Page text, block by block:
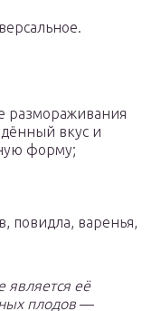
размораживания
вкус и
форму;
повидла, варенья,
является её
плодов —